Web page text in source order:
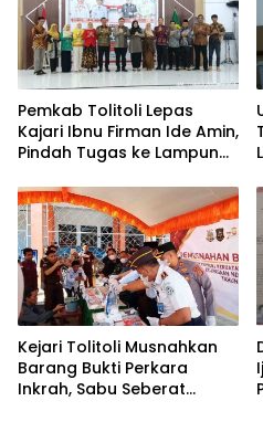
Pemkab Tolitoli Lepas
Kajari Ibnu Firman Ide Amin,
Pindah Tugas ke Lampung
Kejari Tolitoli Musnahkan
Barang Bukti Perkara
Inkrah, Sabu Seberat